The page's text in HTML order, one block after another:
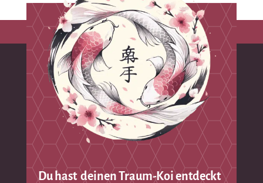
Du hast deinen Traum-Koi entdeckt